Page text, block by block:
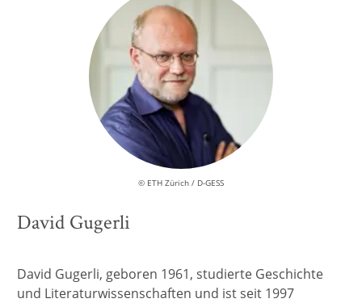
© ETH Zürich / D-GESS
David Gugerli
David Gugerli, geboren 1961, studierte Geschichte
und Literaturwissenschaften und ist seit 1997